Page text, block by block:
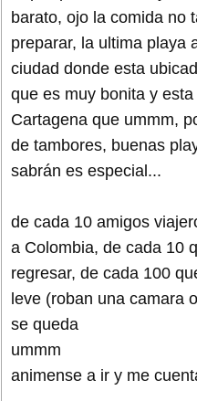
barato, ojo la comida no
preparar, la ultima playa
ciudad donde esta
que es muy bonita y
Cartagena que ummm,
de tambores, buenas
sabrán es especial...
de cada 10 amigos
a Colombia, de cada 10
regresar, de cada 100
leve (roban una camara
se queda
ummm
animense a ir y me